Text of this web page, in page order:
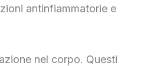
antinfiammatorie e
nel corpo. Questi